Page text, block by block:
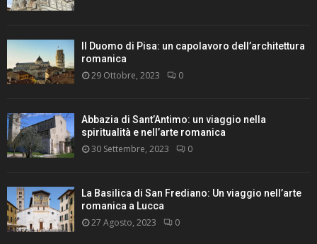
Il Duomo di Pisa: un capolavoro dell’architettura
romanica
29 Ottobre, 2023 0
Abbazia di Sant’Antimo: un viaggio nella
spiritualità e nell’arte romanica
30 Settembre, 2023 0
La Basilica di San Frediano: Un viaggio nell’arte
romanica a Lucca
27 Agosto, 2023 0